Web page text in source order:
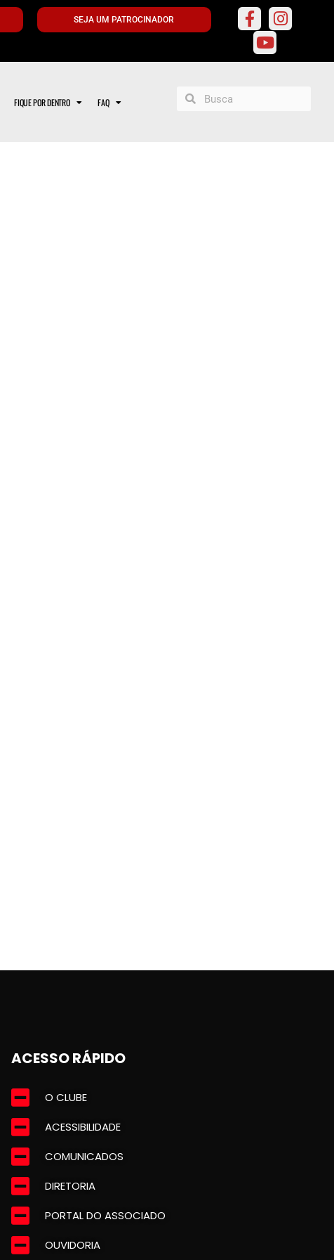
SEJA UM PATROCINADOR
FIQUE POR DENTRO FAQ
ACESSO RÁPIDO
O CLUBE
ACESSIBILIDADE
COMUNICADOS
DIRETORIA
PORTAL DO ASSOCIADO
OUVIDORIA